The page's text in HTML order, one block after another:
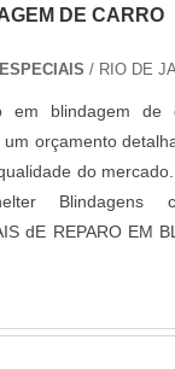
DE CARRO
/ RIO DE
em blindagem
orçamento
do
Blindagens
dE REPARO EM
competência e